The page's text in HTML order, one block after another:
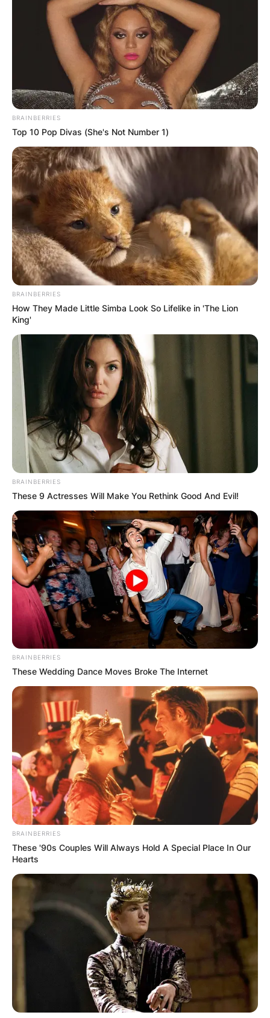
Македонија
НАЈБАРАНИ
СМЕСТУВАЊА
Најбарано на Гладиатор
БЛОГ
Хуманитарен повик: Да ја
обновиме заедно црквата „Св.
Троица“
(ФОТО) Висок свет крст поставен
во Студена Бара: Нов симбол на
верата и надежта
BRAINBERRIES
Top 10 Pop Divas (She's Not Number 1)
BRAINBERRIES
How They Made Little Simba Look So Lifelike in 'The Lion
King'
BRAINBERRIES
These 9 Actresses Will Make You Rethink Good And Evil!
BRAINBERRIES
These Wedding Dance Moves Broke The Internet
BRAINBERRIES
These '90s Couples Will Always Hold A Special Place In Our
Hearts